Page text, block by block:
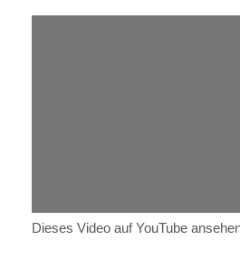
Dieses Video auf YouTube